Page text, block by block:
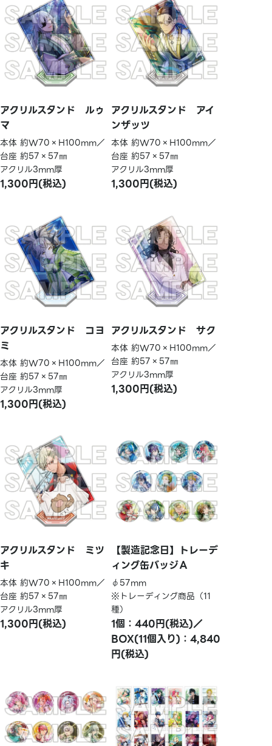
アクリルスタンド ルゥ
マ
本体 約W70×H100mm／
台座 約57×57㎜
アクリル3mm厚
1,300円(税込)
アクリルスタンド アイ
ンザッツ
本体 約W70×H100mm／
台座 約57×57㎜
アクリル3mm厚
1,300円(税込)
アクリルスタンド コヨ
ミ
本体 約W70×H100mm／
台座 約57×57㎜
アクリル3mm厚
1,300円(税込)
アクリルスタンド サク
本体 約W70×H100mm／
台座 約57×57㎜
アクリル3mm厚
1,300円(税込)
アクリルスタンド ミツ
キ
本体 約W70×H100mm／
台座 約57×57㎜
アクリル3mm厚
1,300円(税込)
【製造記念日】トレーデ
ィング缶バッジＡ
φ57mm
※トレーディング商品（11
種）
1個：440円(税込)／
BOX(11個入り)：4,840
円(税込)